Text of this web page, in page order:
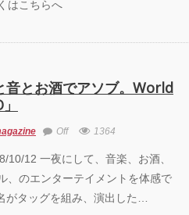
演『ANTENNA』
公演「動態 ‒
KADOKAWA
DREAMS ONEMAN
SHOW THE
はこちらへ
音とお酒でアソブ。World
Off 1364
12 一夜にして、音楽、お酒、
、のエンターテイメントを体感で
がタッグを組み、演出した…